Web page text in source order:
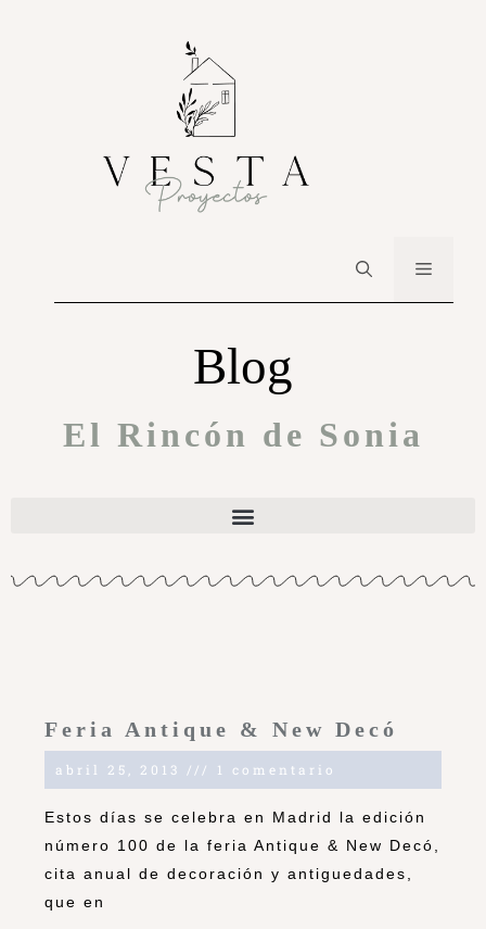
Blog
El Rincón de Sonia
Feria Antique & New Decó
abril 25, 2013 1 comentario
Estos días se celebra en Madrid la edición
número 100 de la feria Antique & New Decó,
cita anual de decoración y antiguedades,
que en